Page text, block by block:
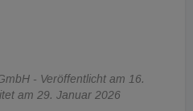
- Veröffentlicht am 16.
am 29. Januar 2026